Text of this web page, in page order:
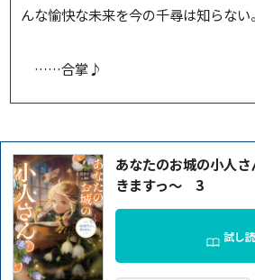
んな愉快な未来を今の千尋は知らない。
……合掌♪
あなたのお城の小人
きますっ～ 3
試し